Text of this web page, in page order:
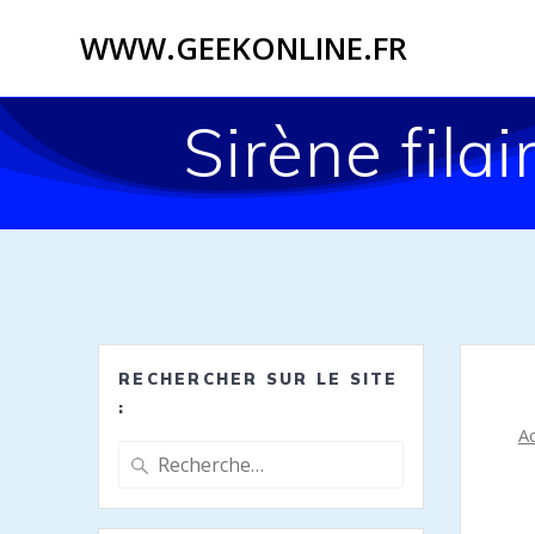
WWW.GEEKONLINE.FR
Sirène
RECHERCHER SUR LE SITE
:
Recherche
: